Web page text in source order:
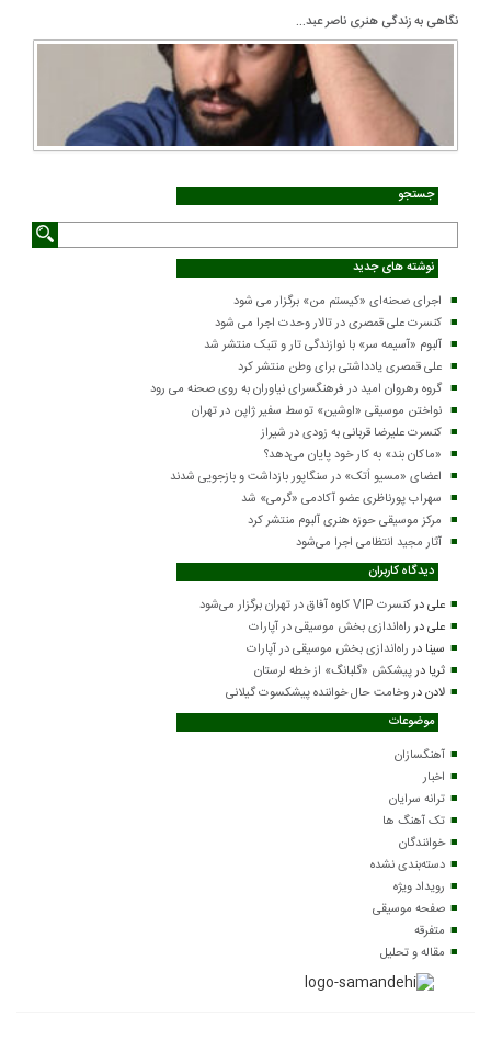
نگاهی به زندگی هنری ناصر عبد...
جستجو
نوشته های جدید
اجرای صحنه‌ای «کیستم من» برگزار می شود
کنسرت علی قمصری در تالار وحدت اجرا می شود
آلبوم «آسیمه سر» با نوازندگی تار و تنبک منتشر شد
علی قمصری یادداشتی برای وطن منتشر کرد
گروه رهروان امید در فرهنگسرای نیاوران به روی صحنه می رود
نواختن موسیقی «اوشین» توسط سفیر ژاپن در تهران
کنسرت علیرضا قربانی به زودی در شیراز
«ماکان بند» به کار خود پایان می‌دهد؟
اعضای «مسیو اَتک» در سنگاپور بازداشت و بازجویی شدند
سهراب پورناظری عضو آکادمی «گرمی» شد
مرکز موسیقی حوزه هنری آلبوم منتشر کرد
آثار مجید انتظامی اجرا می‌شود
دیدگاه کاربران
علیدرکنسرت VIP کاوه آفاق در تهران برگزار می‌شود
علیدرراه‌اندازی بخش موسیقی در آپارات
سینا درراه‌اندازی بخش موسیقی در آپارات
ثریا درپیشکش «گلبانگ» از خطه لرستان
لادندروخامت حال خواننده پیشکسوت گیلانی
موضوعات
آهنگسازان
اخبار
ترانه سرایان
تک آهنگ ها
خوانندگان
دسته‌بندی نشده
رویداد ویژه
صفحه موسیقی
متفرقه
مقاله و تحلیل